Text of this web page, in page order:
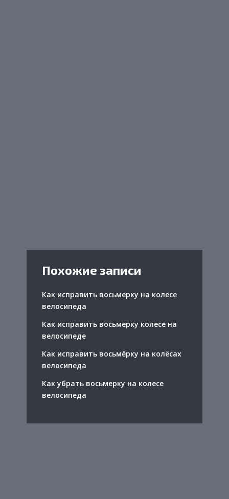
Похожие записи
Как исправить восьмерку на колесе
велосипеда
Как исправить восьмерку колесе на
велосипеде
Как исправить восьмёрку на колёсах
велосипеда
Как убрать восьмерку на колесе
велосипеда